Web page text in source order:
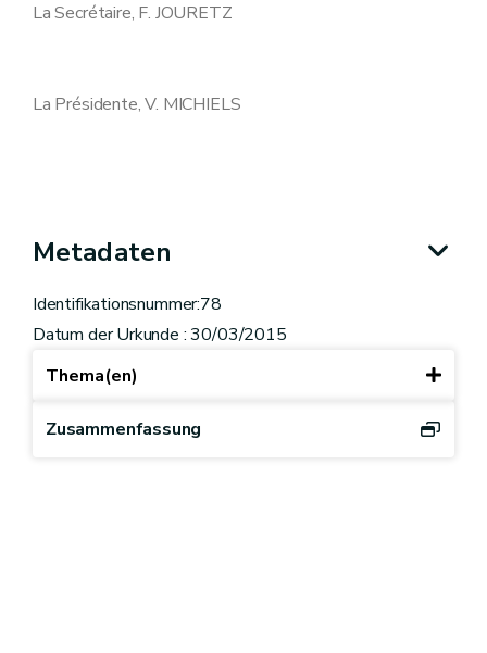
La Secrétaire, F. JOURETZ
La Présidente, V. MICHIELS
Metadaten
Identifikationsnummer:78
Datum der Urkunde : 30/03/2015
Thema(en)
Zusammenfassung